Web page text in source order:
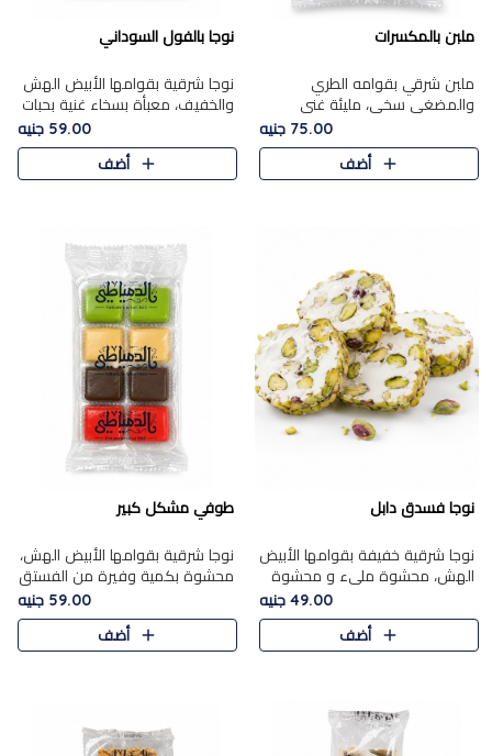
ملبن بالمكسرات
ملبن شرقي بقوامه الطري
والمضغي سخي، مليئة غني
بتشكيلة فاخرة من المكسرات
مشكلة المختارة التي تقدم تضيف
قرمشة مميزة مرضية ونكهة
75.00 جنيه
أضف
نوجا بالفول السوداني
نوجا شرقية بقوامها الأبيض الهش
والخفيف، معبأة بسخاء غنية بحبات
الفول السوداني المحمص التي
يقدم تضيف قرمشة مميزة مرضية
وتوازنًا رائعًا مع حلا..
59.00 جنيه
أضف
نوجا فسدق دابل
نوجا شرقية خفيفة بقوامها الأبيض
الهش، محشوة مليء و محشوة
بـكمية وفيرة من الفستق الفاخر
لتمنحك نكهة مكسرات غنية
وقرمشة مميزة في كل قطعة و
49.00 جنيه
أضف
طوفي مشكل كبير
نوجا شرقية بقوامها الأبيض الهش،
محشوة بكمية وفيرة من الفستق
الفاخر لتمنحك نكهة غنية وقرمشة
مميزة في كل قطعة، لتجربة تجمع
بين الفخامة والمذاق..
59.00 جنيه
أضف